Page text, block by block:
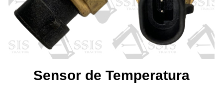
Sensor de Temperatura